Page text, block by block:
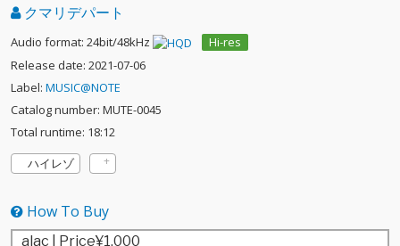
クマリデパート
Audio format: 24bit/48kHz
Hi-res
Release date: 2021-07-06
Label: MUSIC@NOTE
Catalog number: MUTE-0045
Total runtime: 18:12
ハイレゾ
How To Buy